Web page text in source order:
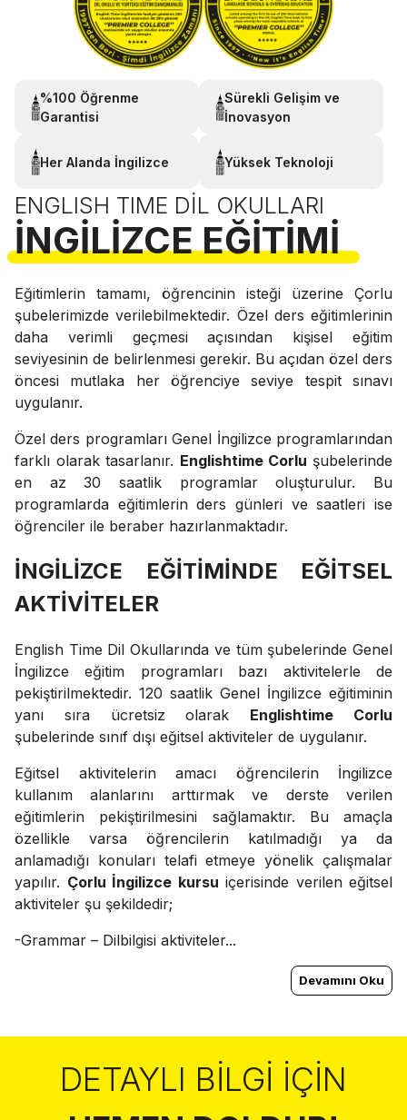
%100 Öğrenme
Garantisi
Sürekli Gelişim ve
İnovasyon
Her Alanda İngilizce Yüksek Teknoloji
ENGLISH TIME DIL OKULLARI
İNGILIZCE EĞITIMI
Eğitimlerin tamamı, öğrencinin isteği üzerine Çorlu
şubelerimizde verilebilmektedir. Özel ders eğitimlerinin
daha verimli geçmesi açısından kişisel eğitim
seviyesinin de belirlenmesi gerekir. Bu açıdan özel ders
öncesi mutlaka her öğrenciye seviye tespit sınavı
uygulanır.
Özel ders programları Genel İngilizce programlarından
farklı olarak tasarlanır. Englishtime Corlu şubelerinde
en az 30 saatlik programlar oluşturulur. Bu
programlarda eğitimlerin ders günleri ve saatleri ise
öğrenciler ile beraber hazırlanmaktadır.
İNGİLİZCE EĞİTİMİNDE EĞİTSEL
AKTİVİTELER
English Time Dil Okullarında ve tüm şubelerinde Genel
İngilizce eğitim programları bazı aktivitelerle de
pekiştirilmektedir. 120 saatlik Genel İngilizce eğitiminin
yanı sıra ücretsiz olarak Englishtime Corlu
şubelerinde sınıf dışı eğitsel aktiviteler de uygulanır.
Eğitsel aktivitelerin amacı öğrencilerin İngilizce
kullanım alanlarını arttırmak ve derste verilen
eğitimlerin pekiştirilmesini sağlamaktır. Bu amaçla
özellikle varsa öğrencilerin katılmadığı ya da
anlamadığı konuları telafi etmeye yönelik çalışmalar
yapılır. Çorlu İngilizce kursu içerisinde verilen eğitsel
aktiviteler şu şekildedir;
-Grammar – Dilbilgisi aktiviteler...
Devamını Oku
DETAYLI BILGI İÇIN